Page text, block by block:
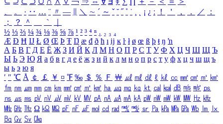
、
。 · ‥ … ¨ 〃 ― ＼ ∼ ´ ～ ˇ ˘ ˝ ˚ ˙ ¸ ¡ ¿ ː ！ ＇ ， ． ／
：
；
？ ＾ ｀
½ ⅓ ⅔ ¼ ¾ ⅛ ⅜ ⅝ ⅞ ¹ ² ³ ⁴ ⁿ ₁ ₂ ₃ ₄
Æ Ð Ħ Ĳ Ł Ø Œ Þ Ŧ Ŋ æ đ ð ħ ı ĳ ĸ ŀ ł ø œ ß þ ŧ ŋ ŉ
А Б В Г Д Е Ё Ж З И Й К Л М Н О П Р С Т У Ф Х Ц Ч Ш Щ Ъ
Ы Ь Э Ю Я а б в г д е ё ж з и й к л м н о п р с т у ф х ц ч ш щ ъ
ы ь э ю я
′ ″ ℃ Å ￠ ￡ ￥ ¤ ℉ ‰ ＄ ％ Ｆ ￦ ㎕ ㎖ ㎗ ℓ ㎘ ㏄ ㎣ ㎤ ㎥ ㎦
㎙ ㎚ ㎛ ㎜ ㎝ ㎞ ㎟ ㎠ ㎡ ㎢ ㏊ ㎍ ㎎ ㎏ ㏏ ㎈ ㎉ ㏈ ㎧ ㎨ ㎰
㎱ ㎲ ㎳ ㎴ ㎵ ㎶ ㎷ ㎸ ㎹ ㎀ ㎁ ㎂ ㎃ ㎄ ㎺ ㎻ ㎽ ㎾ ㎿ ㎐ ㎑
㎒ ㎓ ㎔ Ω ㏀ ㏁ ㎊ ㎋ ㎌ ㏖ ㏅ ㎭ ㎮ ㎯ ㏛ ㎩ ㎪ ㎫ ㎬ ㏝ ㏐
㏓
㏃ ㏉ ㏜ ㏆